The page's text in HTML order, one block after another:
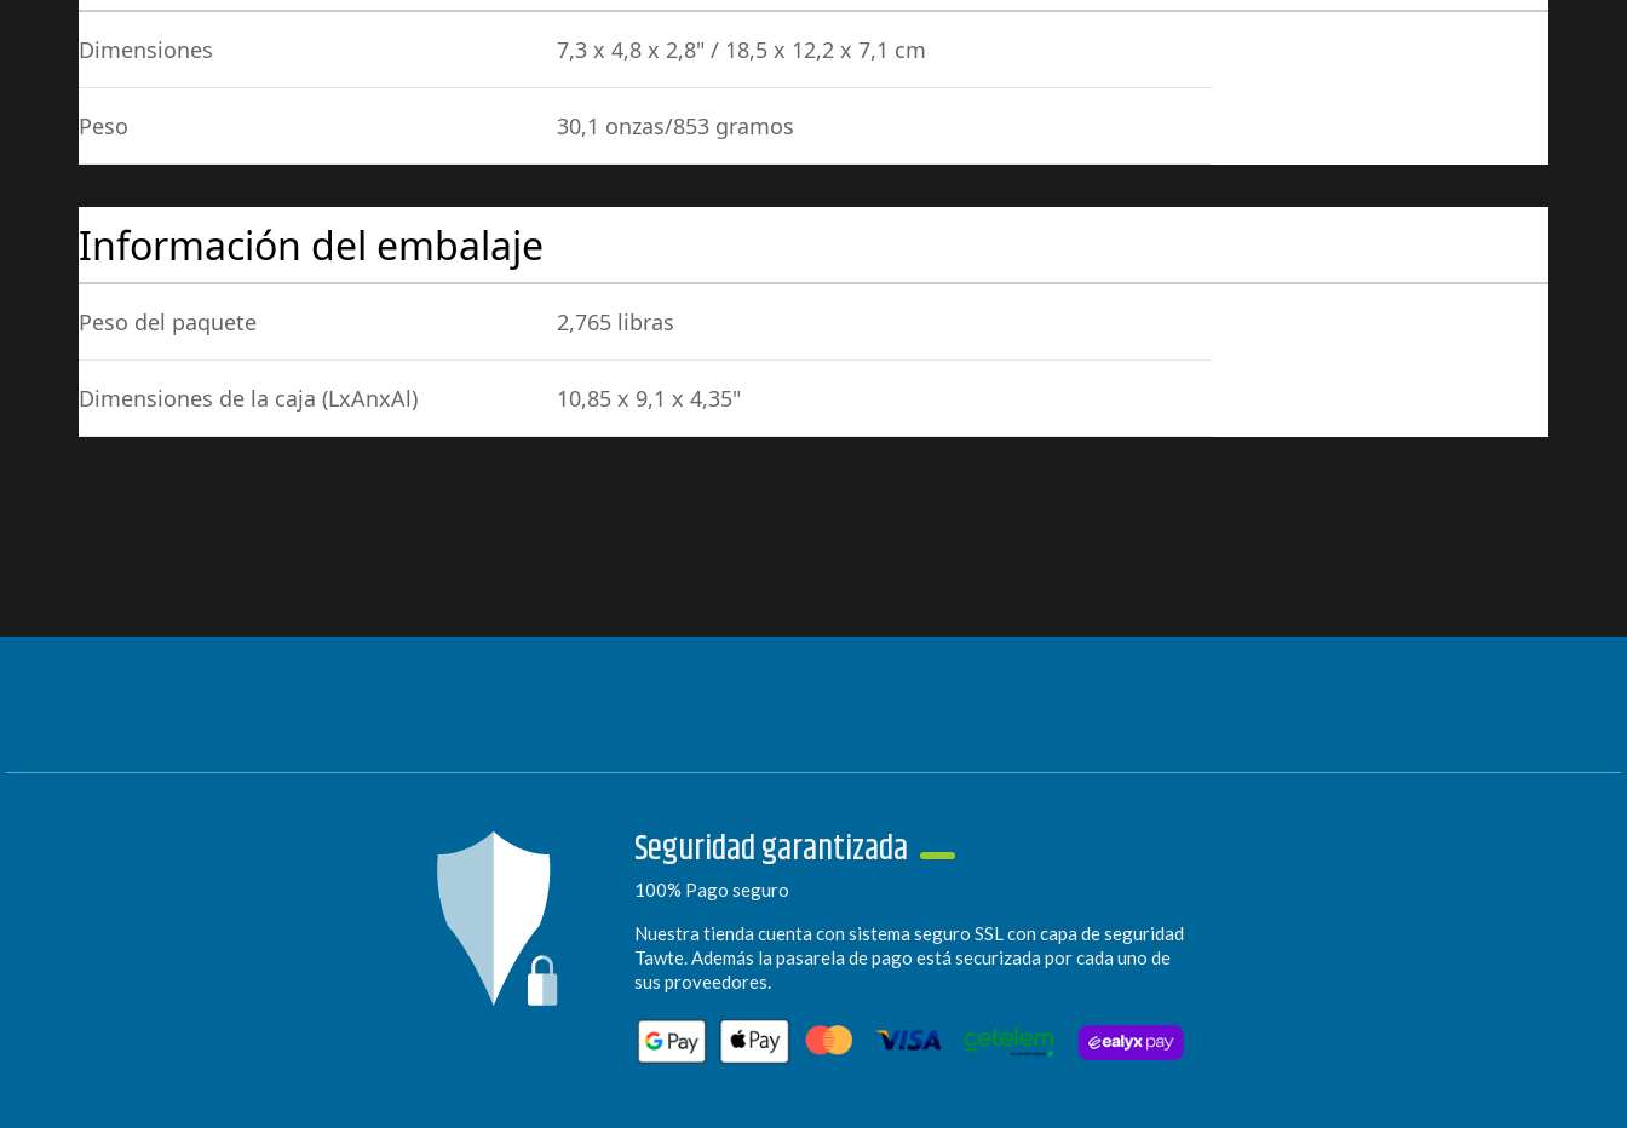
Dimensiones 7,3 x 4,8 x 2,8" / 18,5 x 12,2 x 7,1 cm
Peso 30,1 onzas/853 gramos
Información del embalaje
Peso del paquete 2,765 libras
Dimensiones de la caja (LxAnxAl) 10,85 x 9,1 x 4,35"
Seguridad garantizada
100% Pago seguro
Nuestra tienda cuenta con sistema seguro SSL con capa de seguridad
Tawte. Además la pasarela de pago está securizada por cada uno de
sus proveedores.